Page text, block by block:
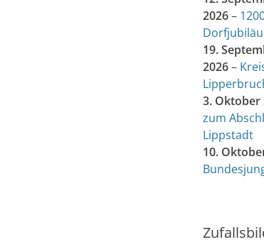
2026–
19.
2026–
3. Oktober
zum
Lippstadt
10.